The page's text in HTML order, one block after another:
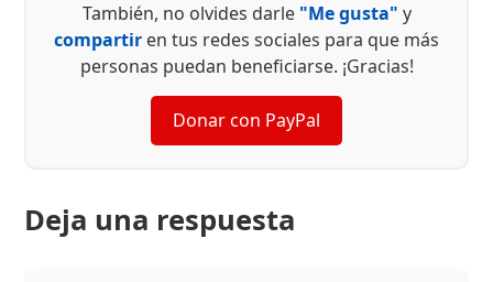
También, no olvides darle "Me gusta" y
compartir en tus redes sociales para que más
personas puedan beneficiarse. ¡Gracias!
Donar con PayPal
Deja una respuesta